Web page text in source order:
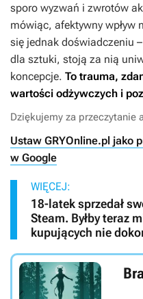
sporo wyzwań i zwrotów
mówiąc, afektywny wpływ
się jednak doświadczeniu
dla sztuki, stoją za nią
koncepcje. To trauma,
wartości odżywczych i
Dziękujemy za przeczytanie
Ustaw GRYOnline.pl jako
w Google
WIĘCEJ:
18-latek sprzedał
Steam. Byłby teraz
kupujących nie